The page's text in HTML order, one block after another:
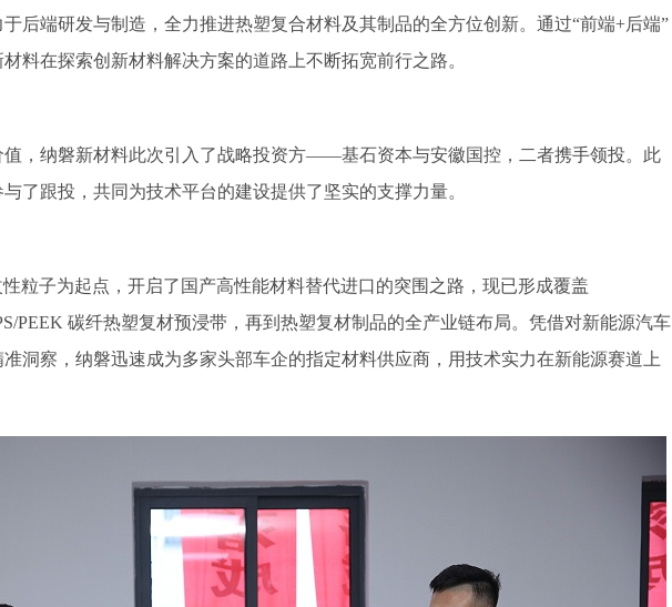
后端研发与制造，全力推进热塑复合材料及其制品的全方位创新。通过“前端+后端”
料在探索创新材料解决方案的道路上不断拓宽前行之路。
，纳磐新材料此次引入了战略投资方——基石资本与安徽国控，二者携手领投。此
了跟投，共同为技术平台的建设提供了坚实的支撑力量。
性粒子为起点，开启了国产高性能材料替代进口的突围之路，现已形成覆盖
PEEK 碳纤热塑复材预浸带，再到热塑复材制品的全产业链布局。凭借对新能源汽车
洞察，纳磐迅速成为多家头部车企的指定材料供应商，用技术实力在新能源赛道上